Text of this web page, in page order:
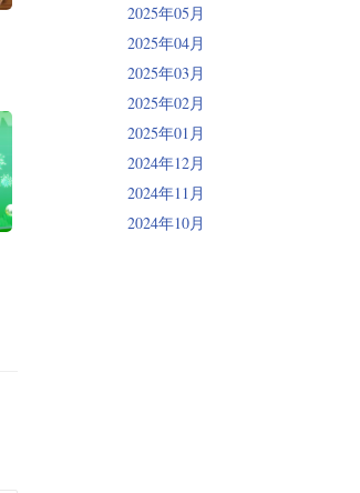
2025年05月
2025年04月
2025年03月
2025年02月
2025年01月
2024年12月
2024年11月
2024年10月